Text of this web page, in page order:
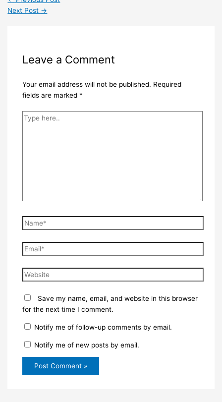
Next Post →
Leave a Comment
Your email address will not be published. Required
fields are marked *
Type
Name*
Email*
Website
Save my name, email, and website in this browser
for the next time I comment.
Notify me of follow-up comments by email.
Notify me of new posts by email.